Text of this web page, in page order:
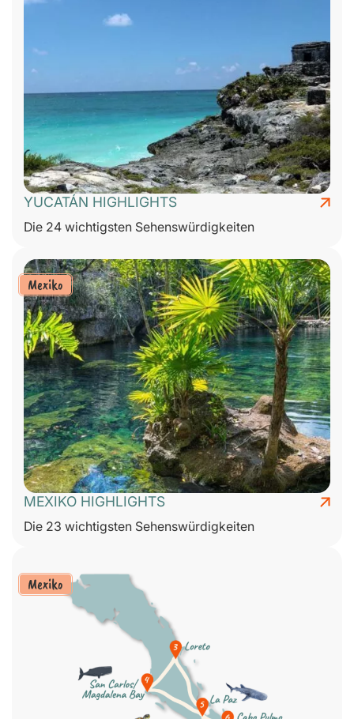
YUCATÁN HIGHLIGHTS
Die 24 wichtigsten Sehenswürdigkeiten
Mexiko
MEXIKO HIGHLIGHTS
Die 23 wichtigsten Sehenswürdigkeiten
Mexiko